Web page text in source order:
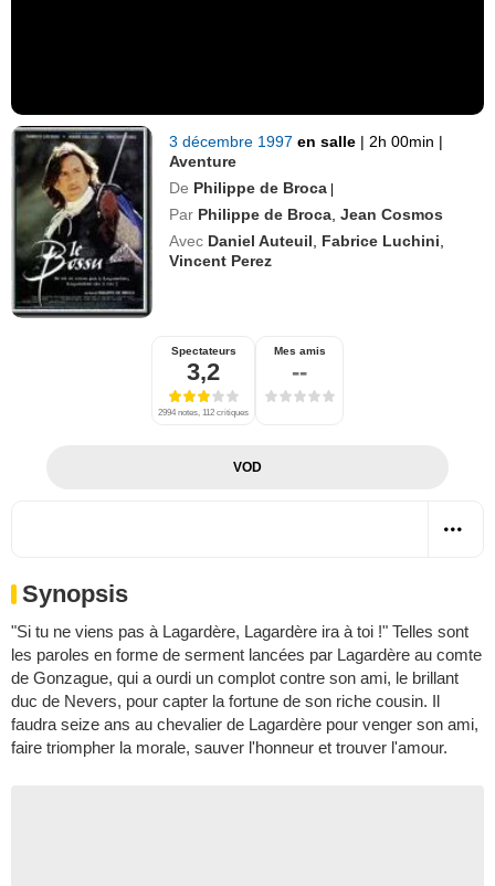
3 décembre 1997en salle | 2h 00min |
Aventure
De Philippe de Broca |
Par Philippe de Broca ,Jean Cosmos
Avec Daniel Auteuil Fabrice Luchini
Vincent Perez
Spectateurs
3,2
2994 notes, 112 critiques
Mes amis
--
VOD
Synopsis
"Si tu ne viens pas à Lagardère, Lagardère ira à toi !" Telles sont
les paroles en forme de serment lancées par Lagardère au comte
de Gonzague, qui a ourdi un complot contre son ami, le brillant
duc de Nevers, pour capter la fortune de son riche cousin. Il
faudra seize ans au chevalier de Lagardère pour venger son ami,
faire triompher la morale, sauver l'honneur et trouver l'amour.